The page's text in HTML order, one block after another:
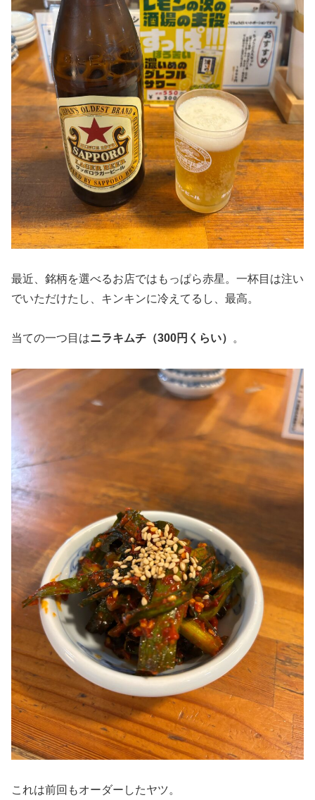
最近、銘柄を選べるお店ではもっぱら赤星。一杯目は注い
でいただけたし、キンキンに冷えてるし、最高。
当ての一つ目はニラキムチ（300円くらい） 。
これは前回もオーダーしたヤツ。